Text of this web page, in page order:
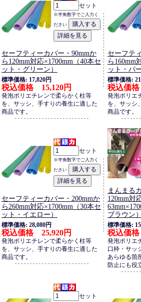
セット
※半角数字でご入力く
ださい
セーフティーカバー・90mmか
ら120mm対応×1700mm（40本セ
ット・グリーン）
標準価格: 17,820円
税込価格 15,120円
発泡ポリエチレンで柔らかく柱等
を、サッシ、手すりの養生に適した
商品です。
セーフテ
ら160mm
ット・パ
標準価格:
税込価
発泡ポリエ
を、サッシ
商品です。
セット
※半角数字でご入力く
ださい
セーフティーカバー・200mmか
ら260mm対応×1700mm（30本セ
ット・イエロー）
標準価格: 28,080円
税込価格 25,920円
発泡ポリエチレンで柔らかく柱等
を、サッシ、手すりの養生に適した
商品です。
まんまる
120mm対
ブラウン）
標準価格:
税込価
発泡ポリエ
口枠・サッ
あらゆる箇
防止にも役
セット